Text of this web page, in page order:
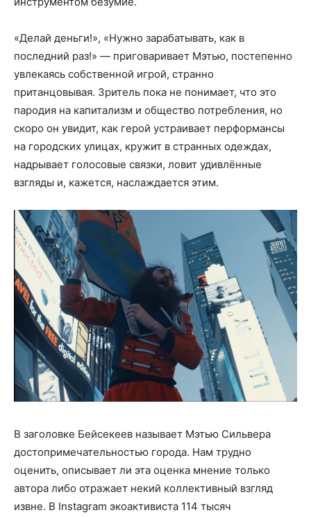
«Делай деньги!», «Нужно зарабатывать, как в
последний раз!» — приговаривает Мэтью, постепенно
увлекаясь собственной игрой, странно
пританцовывая. Зритель пока не понимает, что это
пародия на капитализм и общество потребления, но
скоро он увидит, как герой устраивает перформансы
на городских улицах, кружит в странных одеждах,
надрывает голосовые связки, ловит удивлённые
взгляды и, кажется, наслаждается этим.
В заголовке Бейсекеев называет Мэтью Сильвера
достопримечательностью города. Нам трудно
оценить, описывает ли эта оценка мнение только
автора либо отражает некий коллективный взгляд
извне. В Instagram экоактивиста 114 тысяч